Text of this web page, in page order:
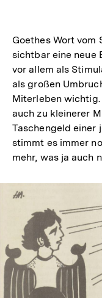
Goethes Wort vom
sichtbar eine neue
vor allem als
als großen
Miterleben wichtig.
auch zu kleinerer
Taschengeld einer
stimmt es immer
mehr, was ja auch